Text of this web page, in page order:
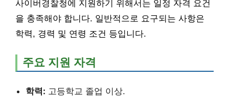
사이버경찰청에 지원하기 위해서는 일정 자격 요건
을 충족해야 합니다. 일반적으로 요구되는 사항은
학력, 경력 및 연령 조건 등입니다.
주요 지원 자격
학력: 고등학교 졸업 이상.